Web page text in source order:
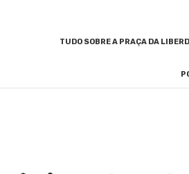
TUDO SOBRE A PRAÇA DA